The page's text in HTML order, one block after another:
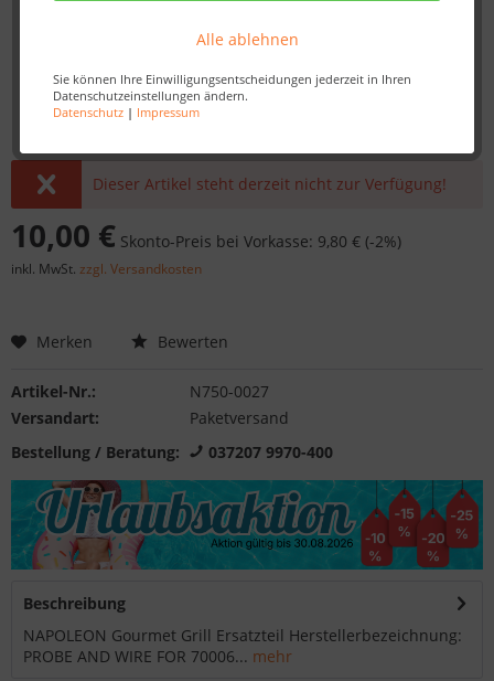
Alle ablehnen
Sie können Ihre Einwilligungsentscheidungen jederzeit in Ihren
Datenschutzeinstellungen ändern.
Datenschutz| Impressum
Dieser Artikel steht derzeit nicht zur Verfügung!
10,00 € Skonto-Preis bei Vorkasse: 9,80 € (-2%)
inkl. MwSt. zzgl. Versandkosten
Merken Bewerten
Artikel-Nr.:
N750-0027
Versandart:
Paketversand
Bestellung / Beratung:
037207 9970-400
Beschreibung
NAPOLEON Gourmet Grill Ersatzteil Herstellerbezeichnung:
PROBE AND WIRE FOR 70006... mehr